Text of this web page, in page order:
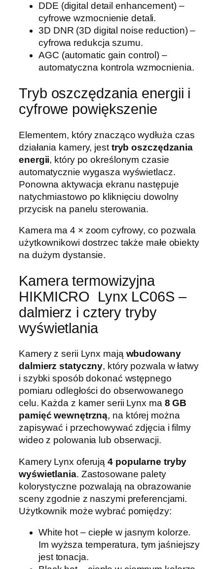
DDE (digital detail enhancement) –
cyfrowe wzmocnienie detali.
3D DNR (3D digital noise reduction) –
cyfrowa redukcja szumu.
AGC (automatic gain control) –
automatyczna kontrola wzmocnienia.
Tryb oszczędzania energii i
cyfrowe powiększenie
Elementem, który znacząco wydłuża czas
działania kamery, jest tryb oszczędzania
energii, który po określonym czasie
automatycznie wygasza wyświetlacz.
Ponowna aktywacja ekranu następuje
natychmiastowo po kliknięciu dowolny
przycisk na panelu sterowania.
Kamera ma 4 × zoom cyfrowy, co pozwala
użytkownikowi dostrzec także małe obiekty
na dużym dystansie.
Kamera termowizyjna
HIKMICRO Lynx LC06S –
dalmierz i cztery tryby
wyświetlania
Kamery z serii Lynx mają wbudowany
dalmierz statyczny, który pozwala w łatwy
i szybki sposób dokonać wstępnego
pomiaru odległości do obserwowanego
celu. Każda z kamer serii Lynx ma 8 GB
pamięć wewnętrzną, na której można
zapisywać i przechowywać zdjęcia i filmy
wideo z polowania lub obserwacji.
Kamery Lynx oferują 4 popularne tryby
wyświetlania. Zastosowane palety
kolorystyczne pozwalają na obrazowanie
sceny zgodnie z naszymi preferencjami.
Użytkownik może wybrać pomiędzy:
White hot – ciepłe w jasnym kolorze.
Im wyższa temperatura, tym jaśniejszy
jest tonacja.